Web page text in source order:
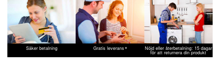
Säker betalning Gratis leverans* Nöjd eller återbetalning: 15 dagar
för att returnera din produkt